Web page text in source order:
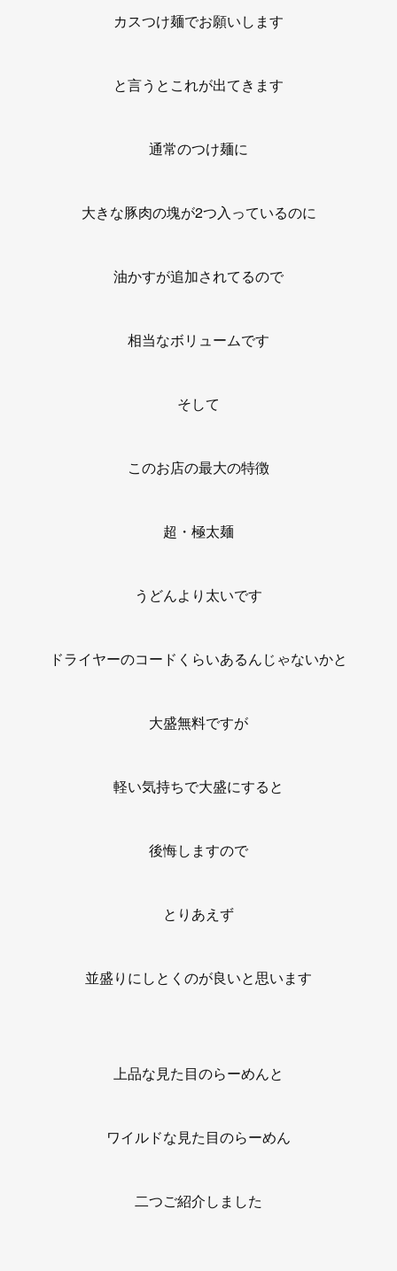
カスつけ麺でお願いします
と言うとこれが出てきます
通常のつけ麺に
大きな豚肉の塊が2つ入っているのに
油かすが追加されてるので
相当なボリュームです
そして
このお店の最大の特徴
超・極太麺
うどんより太いです
ドライヤーのコードくらいあるんじゃないかと
大盛無料ですが
軽い気持ちで大盛にすると
後悔しますので
とりあえず
並盛りにしとくのが良いと思います
上品な見た目のらーめんと
ワイルドな見た目のらーめん
二つご紹介しました